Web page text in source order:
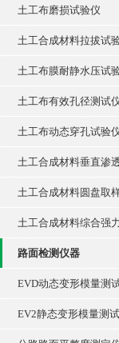
土工布磨损试验仪
土工合成材料拉拔试
土工布膜耐静水压试
土工布有效孔径测试
土工布动态穿孔试验
土工合成材料垂直渗
土工合成材料圆盘取
土工合成材料综合强
路面检测仪器
EVD动态变形模量测
EV2静态变形模量测